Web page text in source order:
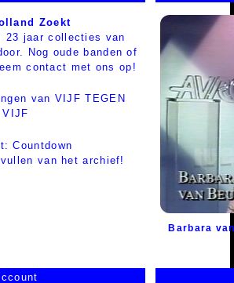
Zoekt
23 jaar collecties van
Nog oude banden of
contact met ons op!
van VIJF TEGEN
VIJF
Countdown
van het archief!
Barbara